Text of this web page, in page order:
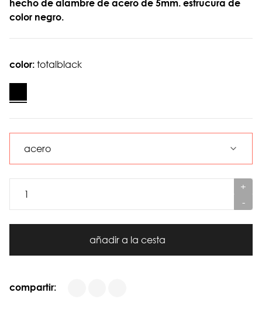
hecho de alambre de acero de 5mm. estrucura de
color negro.
color: totalblack
+
-
añadir a la cesta
compartir: